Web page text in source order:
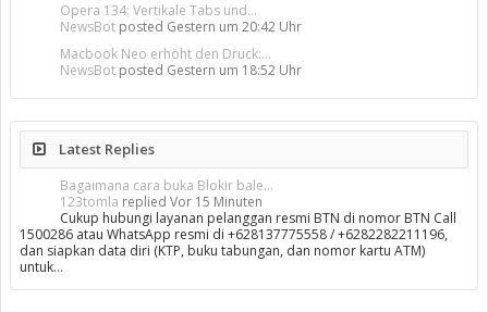
Opera 134: Vertikale Tabs und...
NewsBot posted Gestern um 20:42 Uhr
Macbook Neo erhöht den Druck:...
NewsBot posted Gestern um 18:52 Uhr
Latest Replies
Bagaimana cara buka Blokir bale...
123tomla replied Vor 15 Minuten
Cukup hubungi layanan pelanggan resmi BTN di nomor BTN Call
1500286 atau WhatsApp resmi di +628137775558 / +6282282211196,
dan siapkan data diri (KTP, buku tabungan, dan nomor kartu ATM)
untuk…